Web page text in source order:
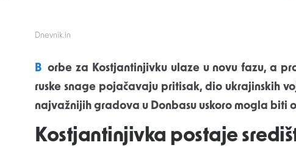
Dnevnik.in
Borbe za Kostjantinjivku ulaze u novu fazu, a procjene s terena postaju sve sumornije. Dok
ruske snage pojačavaju pritisak, dio ukrajinskih
najvažnijih gradova u Donbasu uskoro mogla biti
Kostjantinjivka postaje